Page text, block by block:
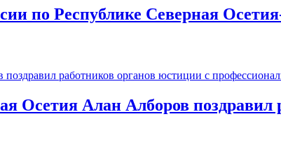
по Республике Северная
Осетия Алан Алборов поздравил